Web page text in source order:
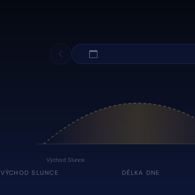
Východ Slunce
VÝCHOD SLUNCE DÉLKA DNE